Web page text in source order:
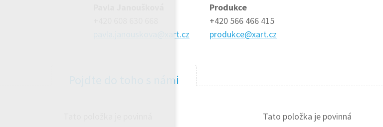
pavla.janouskova@xart.cz
Produkce
+420 566 466 415
produkce@xart.cz
Pojďte do toho s námi
Tato položka je povinná